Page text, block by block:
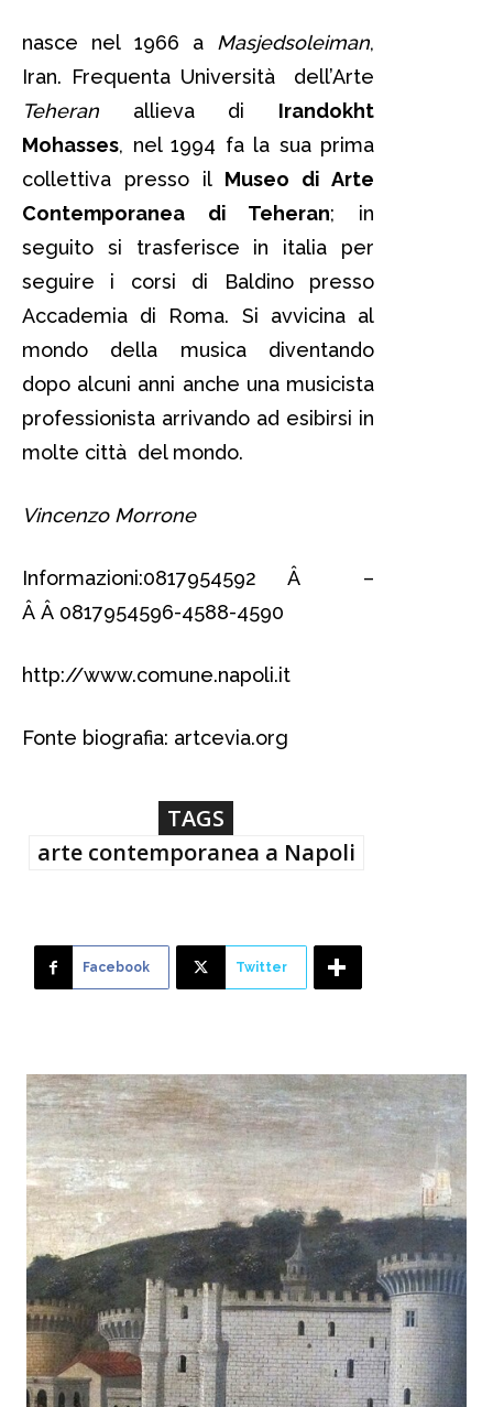
nasce nel 1966 a Masjedsoleiman,
Iran. Frequenta Università dell’Arte
Teheran allieva di Irandokht
Mohasses, nel 1994 fa la sua prima
collettiva presso il Museo di Arte
Contemporanea di Teheran; in
seguito si trasferisce in italia per
seguire i corsi di Baldino presso
Accademia di Roma. Si avvicina al
mondo della musica diventando
dopo alcuni anni anche una musicista
professionista arrivando ad esibirsi in
molte città del mondo.
Vincenzo Morrone
Informazioni:0817954592 Â –
Â Â 0817954596-4588-4590
http://www.comune.napoli.it
Fonte biografia: artcevia.org
TAGS
arte contemporanea a Napoli
Facebook Twitter